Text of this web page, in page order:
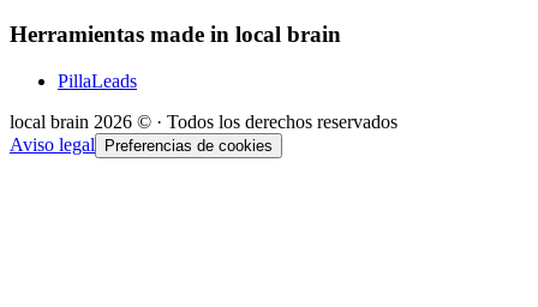
Herramientas made in local brain
PillaLeads
local brain 2026 © · Todos los derechos reservados
Aviso legal
Preferencias de cookies